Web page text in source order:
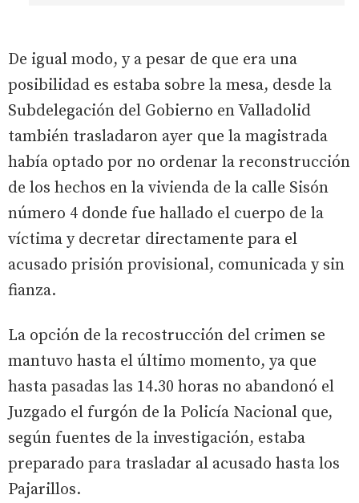
De igual modo, y a pesar de que era una
posibilidad es estaba sobre la mesa, desde la
Subdelegación del Gobierno en Valladolid
también trasladaron ayer que la magistrada
había optado por no ordenar la reconstrucción
de los hechos en la vivienda de la calle Sisón
número 4 donde fue hallado el cuerpo de la
víctima y decretar directamente para el
acusado prisión provisional, comunicada y sin
fianza.
La opción de la recostrucción del crimen se
mantuvo hasta el último momento, ya que
hasta pasadas las 14.30 horas no abandonó el
Juzgado el furgón de la Policía Nacional que,
según fuentes de la investigación, estaba
preparado para trasladar al acusado hasta los
Pajarillos.